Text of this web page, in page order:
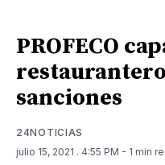
PROFECO
sanciones
24NOTICIAS
julio 15, 2021 . 4:55 PM - 1 min